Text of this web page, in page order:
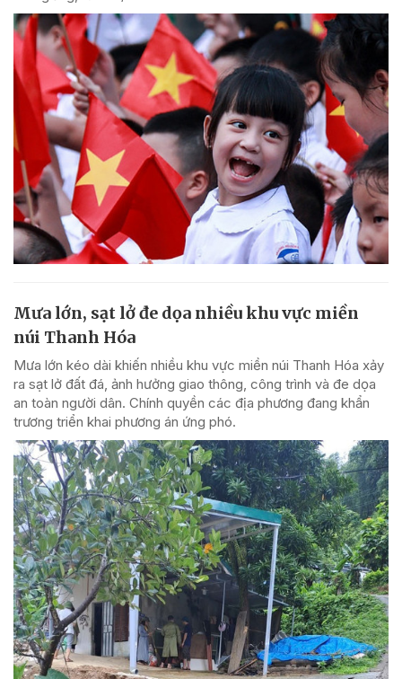
Mưa lớn, sạt lở đe dọa nhiều khu vực miền
núi Thanh Hóa
Mưa lớn kéo dài khiến nhiều khu vực miền núi Thanh Hóa xảy
ra sạt lở đất đá, ảnh hưởng giao thông, công trình và đe dọa
an toàn người dân. Chính quyền các địa phương đang khẩn
trương triển khai phương án ứng phó.